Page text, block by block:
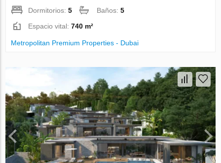
Dormitorios:5 Baños:5
Espacio vital:740 m²
Metropolitan Premium Properties - Dubai